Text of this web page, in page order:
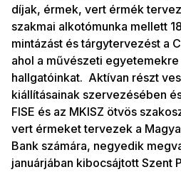
díjak, érmek, vert érmék
szakmai alkotómunka mellett
mintázást és tárgytervezést a
ahol a művészeti
hallgatóinkat. Aktívan részt
kiállításainak szervezésében
FISE és az MKISZ ötvös
vert érmeket tervezek a
Bank számára, negyedik
januárjában kibocsájtott Szent